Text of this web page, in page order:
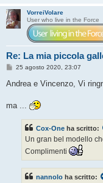
VorreiVolare
User who live in the Force
Re: La mia piccola
M
s
s
g
g
25 agosto 2020, 23:07
Andrea e Vincenzo, Vi
ma ...
Cox-One ha scritto:
Un gran bel modello
Complimenti
nannolo ha scritto: